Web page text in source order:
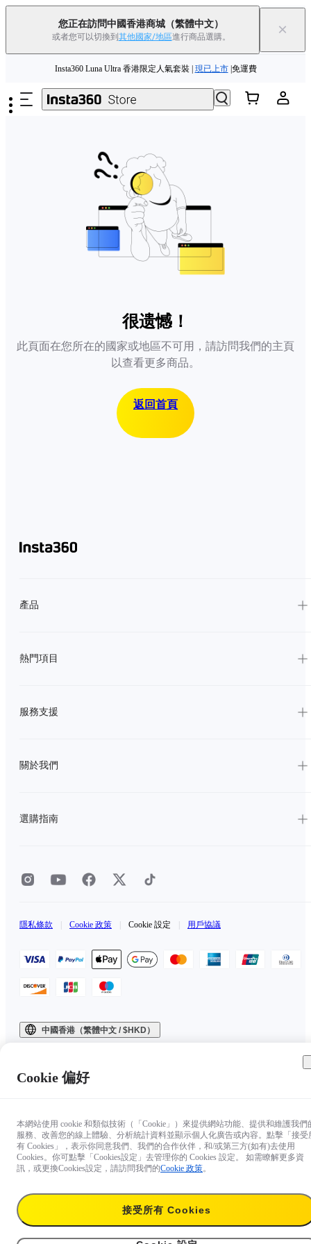
您正在訪問中國香港商城 （繁體中文）
或者您可以切換到 其他國家/地區進行商品選購。 ×
舊機換新機，享現金回饋或優惠券|了解更多
Insta360 Luna Ultra 香港限定人氣套裝 | 現已上市|免運費
很遗憾！
此頁面在您所在的國家或地區不可用，請訪問我們的主頁
以查看更多商品。
返回首頁
產品
熱門項目
服務支援
關於我們
選購指南
隱私條款 Cookie 政策 Cookie 設定 用戶協議
中國香港（繁體中文 / $HKD）
Cookie 偏好
本網站使用 cookie 和類似技術（「Cookie」）來提供網站功能、提供和維護我們
服務、改善您的線上體驗、分析統計資料並顯示個人化廣告或內容。點擊「接受
有 Cookies」，表示你同意我們、我們的合作伙伴，和/或第三方(如有)去使用
Cookies。你可點擊「Cookies設定」去管理你的 Cookies 設定。 如需瞭解更多資
訊，或更換Cookies設定，請訪問我們的Cookie 政策。
接受所有 Cookies